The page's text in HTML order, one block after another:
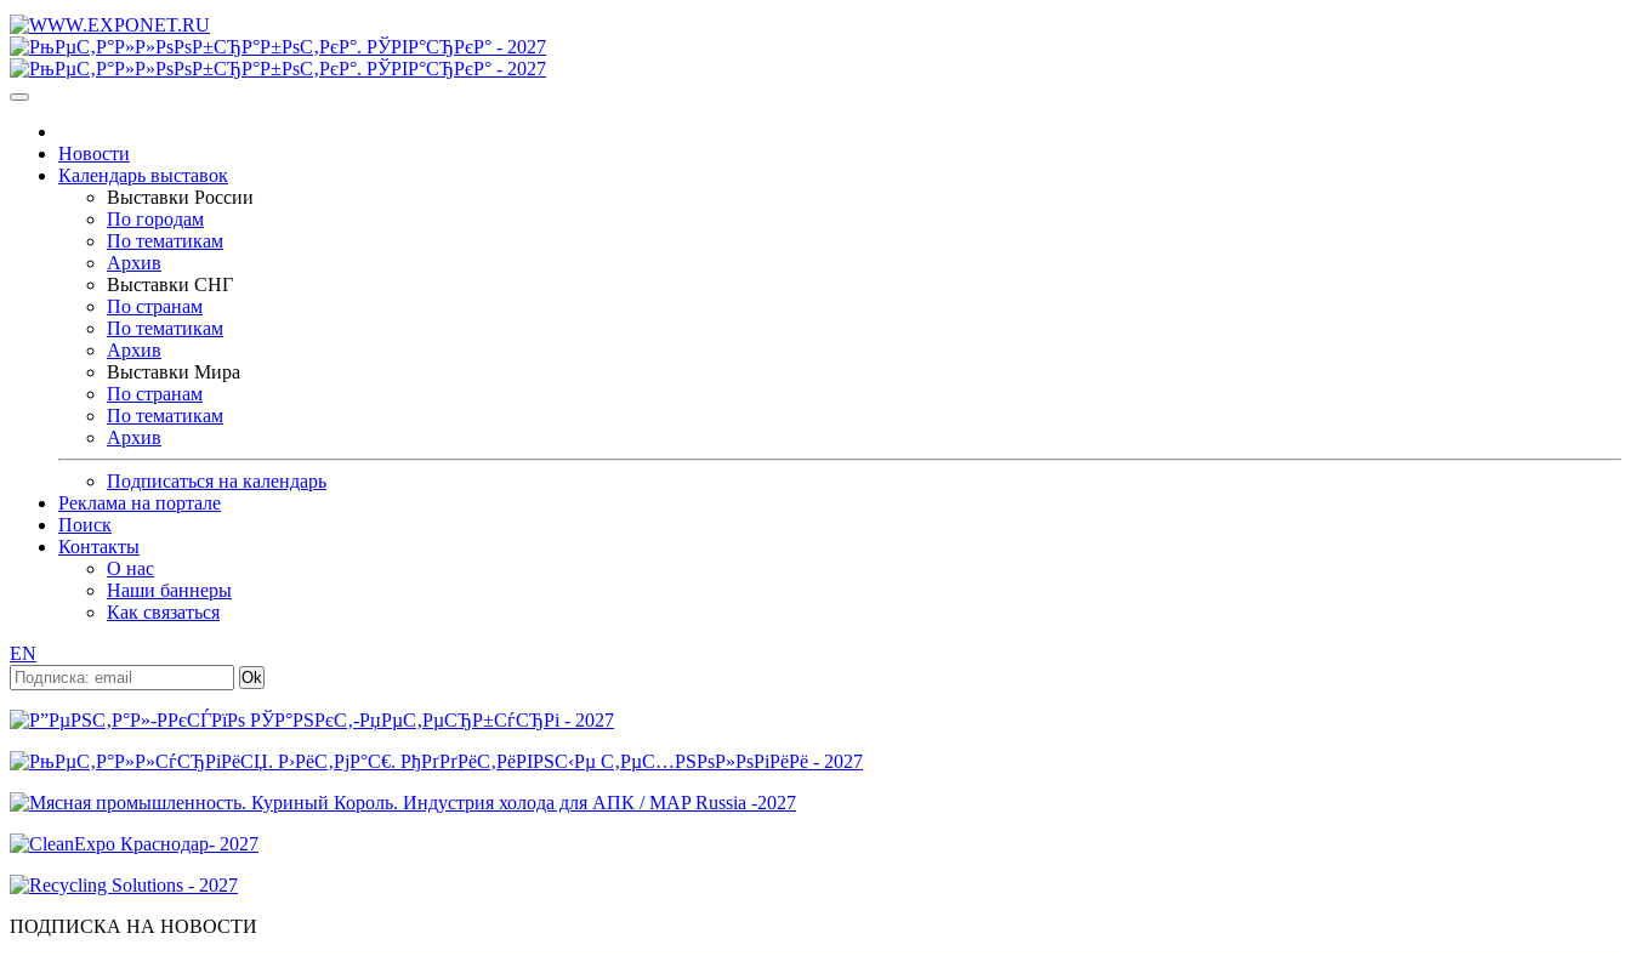
Новости
Календарь выставок
Выставки России
По городам
По тематикам
Архив
Выставки СНГ
По странам
По тематикам
Архив
Выставки Мира
По странам
По тематикам
Архив
Подписаться на календарь
Реклама на портале
Поиск
Контакты
О нас
Наши баннеры
Как связаться
EN
ПОДПИСКА НА НОВОСТИ